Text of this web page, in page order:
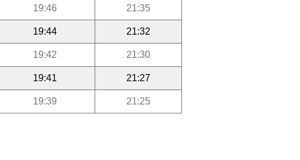
19:46 21:35
19:44 21:32
19:42 21:30
19:41 21:27
19:39 21:25